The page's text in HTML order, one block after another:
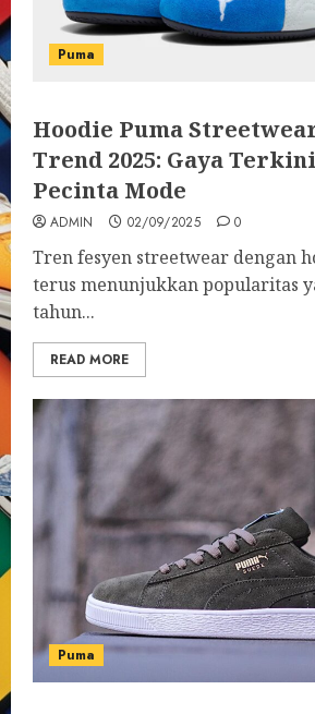
Puma
Hoodie Puma
Trend 2025: Gaya
Pecinta Mode
ADMIN 02/09/2025 0
Tren fesyen streetwear dengan
terus menunjukkan popularitas
tahun...
READ MORE
Puma